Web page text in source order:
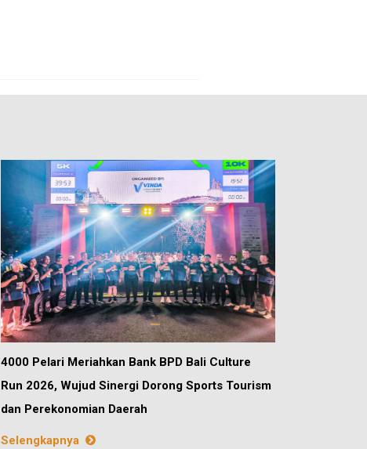
4000 Pelari Meriahkan Bank BPD Bali Culture
Run 2026, Wujud Sinergi Dorong Sports Tourism
dan Perekonomian Daerah
Selengkapnya